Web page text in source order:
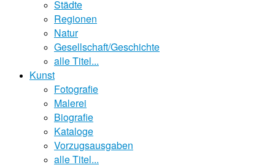
Städte
Regionen
Natur
Gesellschaft/Geschichte
alle Titel...
Kunst
Fotografie
Malerei
Biografie
Kataloge
Vorzugsausgaben
alle Titel...